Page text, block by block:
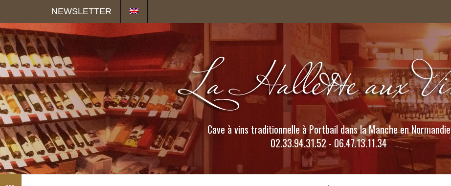
NEWSLETTER
Cave à vins traditionnelle à Portbail dans la Manche en Normandie
02.33.94.31.52 - 06.47.13.11.34
Panneau de gestion des cookies